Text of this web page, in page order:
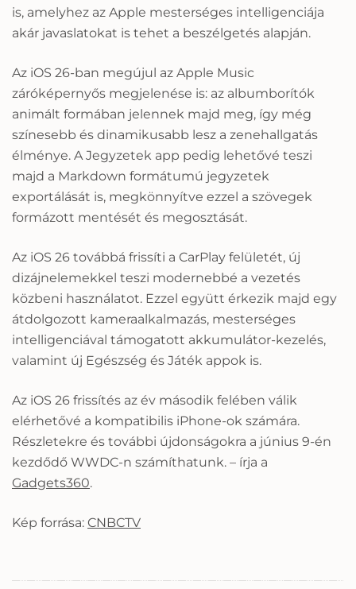
is, amelyhez az Apple mesterséges intelligenciája
akár javaslatokat is tehet a beszélgetés alapján.
Az iOS 26-ban megújul az Apple Music
záróképernyős megjelenése is: az albumborítók
animált formában jelennek majd meg, így még
színesebb és dinamikusabb lesz a zenehallgatás
élménye. A Jegyzetek app pedig lehetővé teszi
majd a Markdown formátumú jegyzetek
exportálását is, megkönnyítve ezzel a szövegek
formázott mentését és megosztását.
Az iOS 26 továbbá frissíti a CarPlay felületét, új
dizájnelemekkel teszi modernebbé a vezetés
közbeni használatot. Ezzel együtt érkezik majd egy
átdolgozott kameraalkalmazás, mesterséges
intelligenciával támogatott akkumulátor-kezelés,
valamint új Egészség és Játék appok is.
Az iOS 26 frissítés az év második felében válik
elérhetővé a kompatibilis iPhone-ok számára.
Részletekre és további újdonságokra a június 9-én
kezdődő WWDC-n számíthatunk. – írja a
Gadgets360.
Kép forrása: CNBCTV